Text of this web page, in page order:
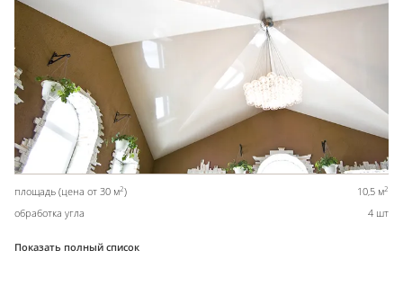
площадь (цена от 30 м2) 10,5 м2
обработка угла 4 шт
Показать полный список